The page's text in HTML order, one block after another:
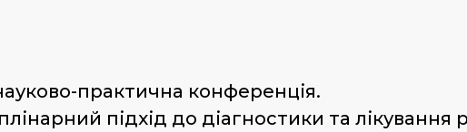
практична конференція.
підхід до діагностики та лікування